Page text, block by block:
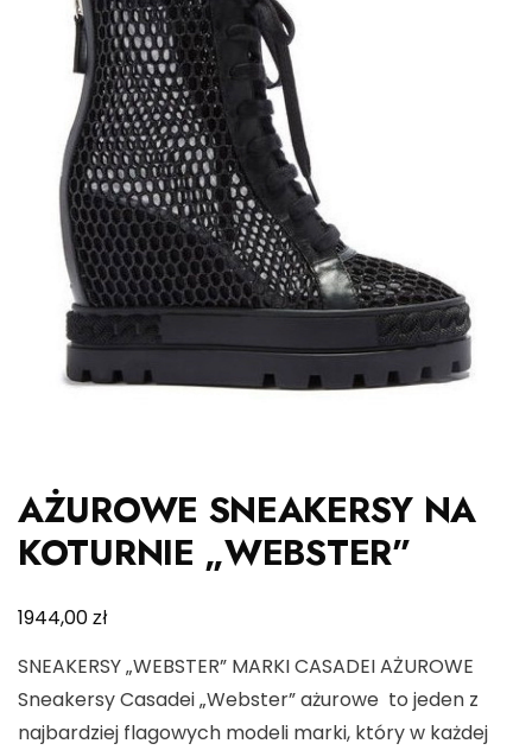
AŻUROWE SNEAKERSY NA
KOTURNIE „WEBSTER”
1944,00zł
SNEAKERSY „WEBSTER” MARKI CASADEI AŻUROWE
Sneakersy Casadei „Webster” ażurowe to jeden z
najbardziej flagowych modeli marki, który w każdej